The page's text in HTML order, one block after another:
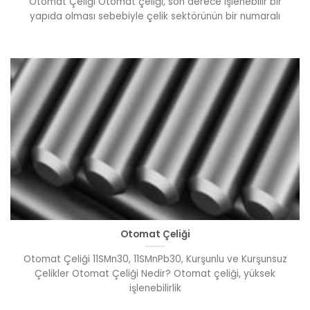
yapıda olması sebebiyle çelik sektörünün bir numaralı
Otomat Çeliği
Otomat Çeliği 11SMn30, 11SMnPb30, Kurşunlu ve Kurşunsuz
Çelikler Otomat Çeliği Nedir? Otomat çeliği, yüksek
işlenebilirlik